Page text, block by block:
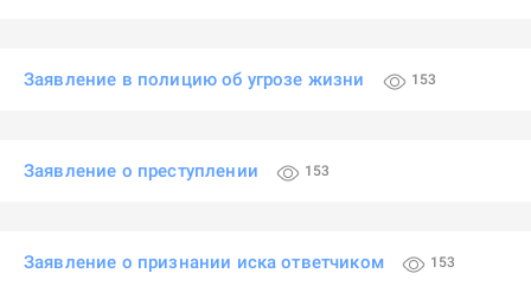
Заявление в полицию об угрозе жизни 153
Заявление о преступлении 153
Заявление о признании иска ответчиком 153